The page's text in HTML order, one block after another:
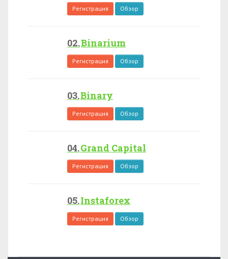
Регистрация Обзор
Binarium
Регистрация Обзор
Binary
Регистрация Обзор
Grand Capital
Регистрация Обзор
Instaforex
Регистрация Обзор